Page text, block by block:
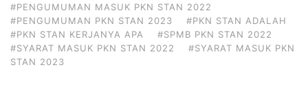
#PENGUMUMAN MASUK PKN STAN 2022
#PENGUMUMAN PKN STAN 2023
#PKN STAN ADALAH
#PKN STAN KERJANYA APA
#SPMB PKN STAN 2022
#SYARAT MASUK PKN STAN 2022
#SYARAT MASUK PKN
STAN 2023